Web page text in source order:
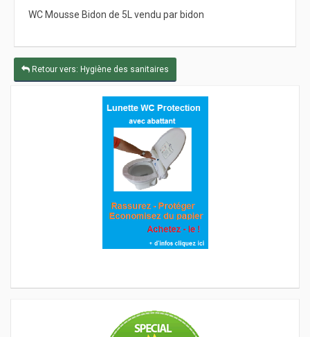
WC Mousse Bidon de 5L vendu par bidon
Retour vers: Hygiène des sanitaires